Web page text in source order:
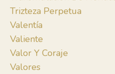
Trizteza Perpetua
Valentía
Valiente
Valor Y Coraje
Valores